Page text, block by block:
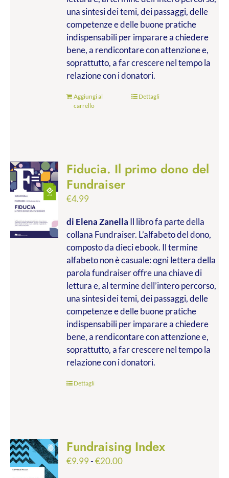
una sintesi dei temi, dei passaggi, delle
competenze e delle buone pratiche
indispensabili per imparare a chiedere
bene, a rendicontare con attenzione e,
soprattutto, a far crescere nel tempo la
relazione con i donatori.
Aggiungi al
carrello
Dettagli
Fiducia. Il primo dono del
Fundraiser
€4.99
di Elena Zanella Il libro fa parte della
collana Fundraiser. L’alfabeto del dono,
composto da dieci ebook. Il termine
alfabeto non è casuale: ogni lettera della
parola fundraiser offre una chiave di
lettura e, al termine dell’intero percorso,
una sintesi dei temi, dei passaggi, delle
competenze e delle buone pratiche
indispensabili per imparare a chiedere
bene, a rendicontare con attenzione e,
soprattutto, a far crescere nel tempo la
relazione con i donatori.
Dettagli
Fundraising Index
€9.99-€20.00Fascia